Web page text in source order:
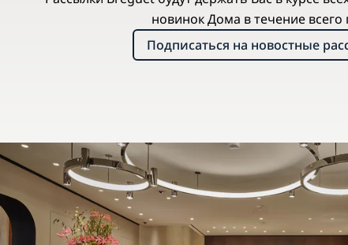
новинок Дома в течение всего
Подписаться на новостные